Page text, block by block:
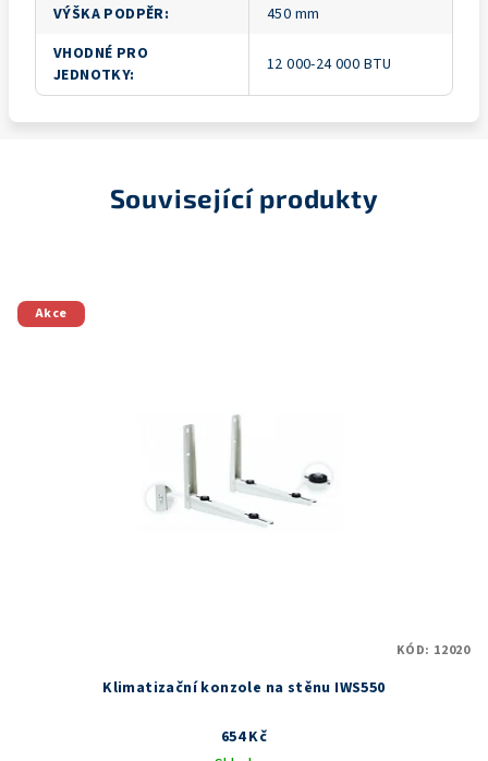
VÝŠKA PODPĚR:
450 mm
VHODNÉ PRO
JEDNOTKY: 12 000-24 000 BTU
Související produkty
Akce
Klimatizační konzole na stěnu IWS550
654 Kč
KÓD: 12020